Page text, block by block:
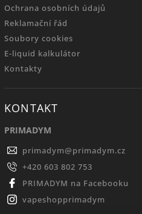
Ochrana osobních údajů
Reklamační řád
Soubory cookies
E-liquid kalkulátor
Kontakty
KONTAKT
PRIMADYM
primadym@primadym.cz
+420 603 802 753
PRIMADYM na Facebooku
vapeshopprimadym